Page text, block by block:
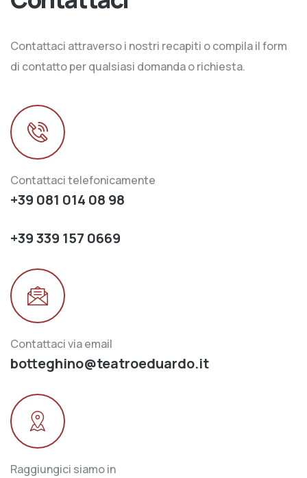
Contattaci attraverso i nostri recapiti o compila il form
di contatto per qualsiasi domanda o richiesta.
Contattaci telefonicamente
+39 081 014 08 98
+39 339 157 0669
Contattaci via email
botteghino@teatroeduardo.it
Raggiungici siamo in